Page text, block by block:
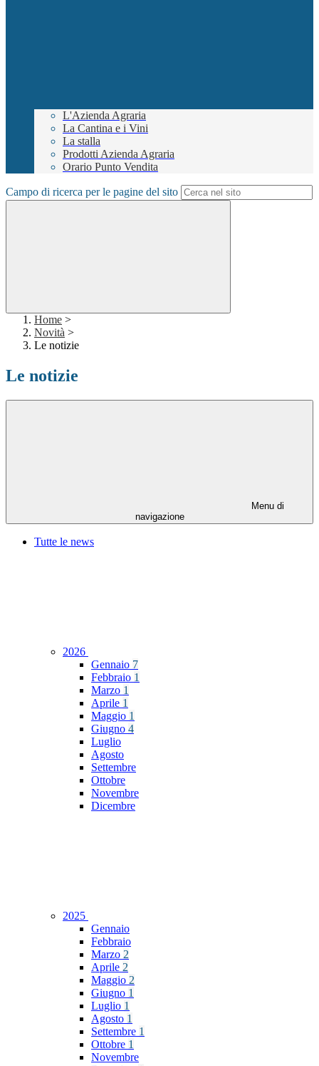
L'Azienda Agraria
La Cantina e i Vini
La stalla
Prodotti Azienda Agraria
Orario Punto Vendita
Campo di ricerca per le pagine del sito
Home >
Novità >
Le notizie
Le notizie
Menu di
navigazione
Tutte le news
2026
Gennaio 7
Febbraio 1
Marzo 1
Aprile 1
Maggio 1
Giugno 4
Luglio
Agosto
Settembre
Ottobre
Novembre
Dicembre
2025
Gennaio
Febbraio
Marzo 2
Aprile 2
Maggio 2
Giugno 1
Luglio 1
Agosto 1
Settembre 1
Ottobre 1
Novembre